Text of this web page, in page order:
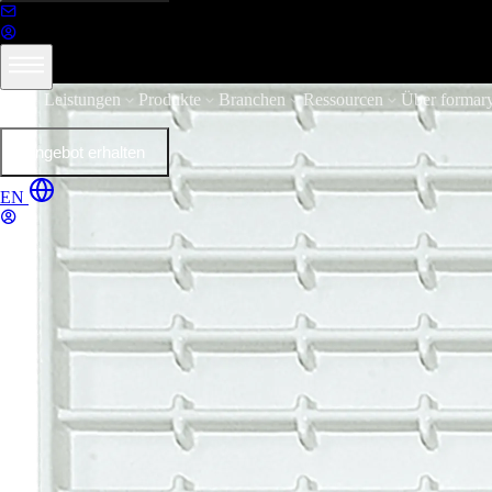
Leistungen Produkte Branchen Ressourcen Über
Angebot erhalten
EN